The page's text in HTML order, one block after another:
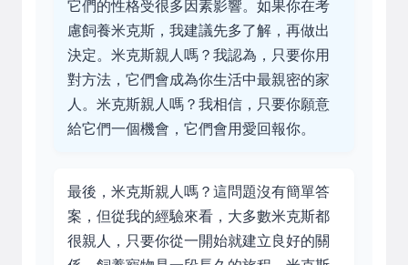
它們的性格受很多因素影響。如果你在考
慮飼養米克斯，我建議先多了解，再做出
決定。米克斯親人嗎？我認為，只要你用
對方法，它們會成為你生活中最親密的家
人。米克斯親人嗎？我相信，只要你願意
給它們一個機會，它們會用愛回報你。
最後，米克斯親人嗎？這問題沒有簡單答
案，但從我的經驗來看，大多數米克斯都
很親人，只要你從一開始就建立良好的關